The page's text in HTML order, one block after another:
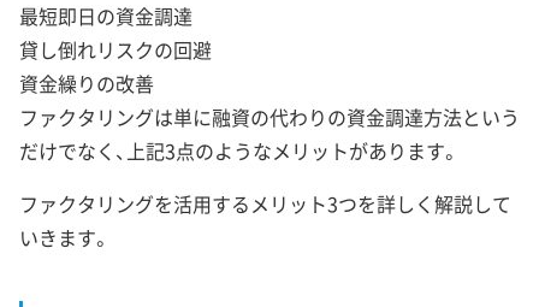
最短即日の資金調達
貸し倒れリスクの回避
資金繰りの改善
ファクタリングは単に融資の代わりの資金調達方法という
だけでなく、上記3点のようなメリットがあります。
ファクタリングを活用するメリット3つを詳しく解説して
いきます。